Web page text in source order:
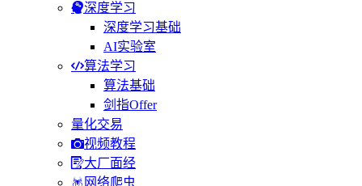
深度学习
深度学习基础
AI实验室
算法学习
算法基础
剑指Offer
量化交易
视频教程
大厂面经
网络爬虫